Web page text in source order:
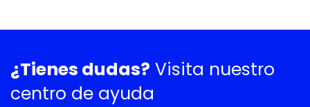
¿Tienes dudas? Visita nuestro
centro de ayuda